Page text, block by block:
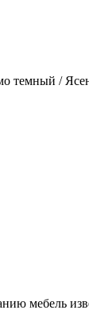
темный /
мебель